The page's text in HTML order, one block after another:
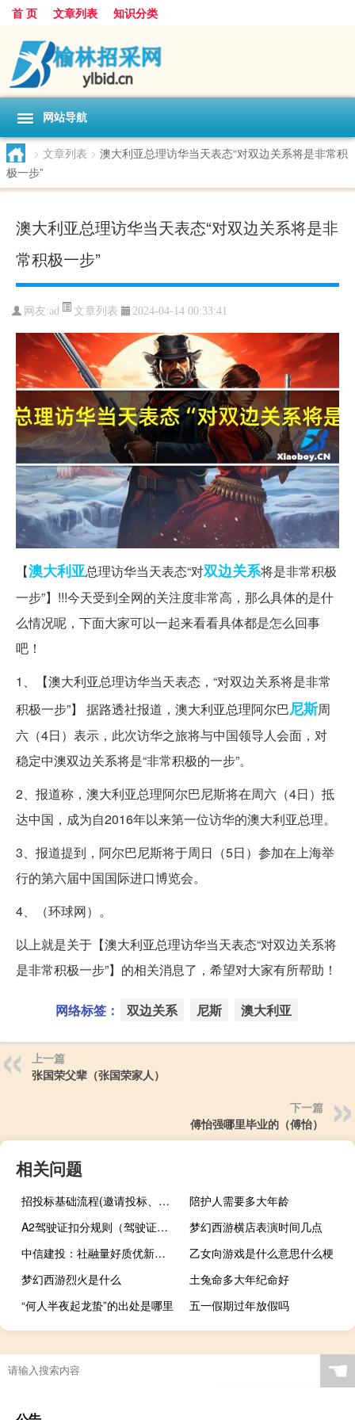
首 页 文章列表 知识分类
网站导航
> 文章列表 > 澳大利亚总理访华当天表态“对双边关系将是非常积
极一步”
澳大利亚总理访华当天表态“对双边关系将是非
常积极一步”
网友:ad 文章列表 2024-04-14 00:33:41
【澳大利亚总理访华当天表态“对双边关系将是非常积极
一步”】!!!今天受到全网的关注度非常高，那么具体的是什
么情况呢，下面大家可以一起来看看具体都是怎么回事
吧！
1、【澳大利亚总理访华当天表态，“对双边关系将是非常
积极一步”】 据路透社报道，澳大利亚总理阿尔巴尼斯周
六（4日）表示，此次访华之旅将与中国领导人会面，对
稳定中澳双边关系将是“非常积极的一步”。
2、报道称，澳大利亚总理阿尔巴尼斯将在周六（4日）抵
达中国，成为自2016年以来第一位访华的澳大利亚总理。
3、报道提到，阿尔巴尼斯将于周日（5日）参加在上海举
行的第六届中国国际进口博览会。
4、（环球网）。
以上就是关于【澳大利亚总理访华当天表态“对双边关系将
是非常积极一步”】的相关消息了，希望对大家有所帮助！
网络标签： 双边关系 尼斯 澳大利亚
上一篇
张国荣父辈（张国荣家人）
下一篇
傅怡强哪里毕业的（傅怡）
相关问题
招投标基础流程(邀请投标、文件评审、合同签订、验收和支付)
陪护人需要多大年龄
A2驾驶证扣分规则（驾驶证扣分规则）
梦幻西游横店表演时间几点
中信建投：社融量好质优新常态利好银行板块Beta行情
乙女向游戏是什么意思什么梗
梦幻西游烈火是什么
土兔命多大年纪命好
“何人半夜起龙蛰”的出处是哪里
五一假期过年放假吗
积的乘方是什么
☚